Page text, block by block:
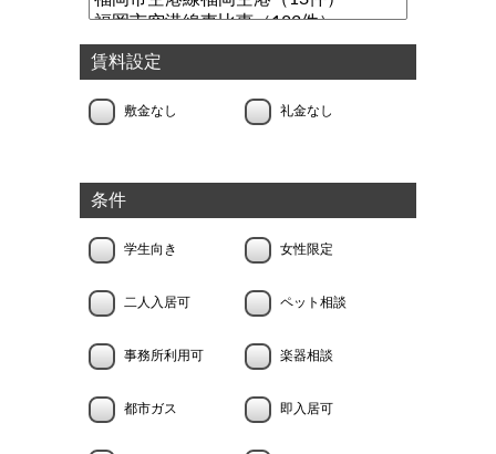
賃料設定
敷金なし 礼金なし
条件
学生向き 女性限定
二人入居可 ペット相談
事務所利用可 楽器相談
都市ガス 即入居可